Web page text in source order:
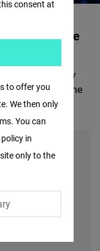
Up, Europe
new FNF study
used around the
nicht
to offer you
We then only
You can
in
only to the
consent at